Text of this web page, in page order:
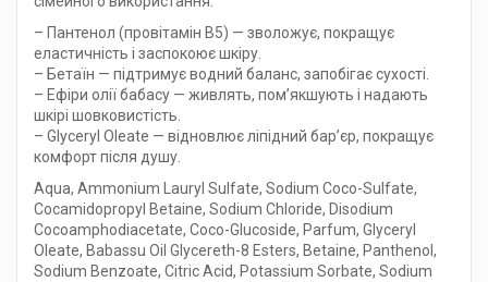
– Пантенол (провітамін B5) — зволожує, покращує
еластичність і заспокоює шкіру.
– Бетаїн — підтримує водний баланс, запобігає сухості.
– Ефіри олії бабасу — живлять, пом’якшують і надають
шкірі шовковистість.
– Glyceryl Oleate — відновлює ліпідний бар’єр, покращує
комфорт після душу.
Aqua, Ammonium Lauryl Sulfate, Sodium Coco-Sulfate,
Cocamidopropyl Betaine, Sodium Chloride, Disodium
Cocoamphodiacetate, Coco-Glucoside, Parfum, Glyceryl
Oleate, Babassu Oil Glycereth-8 Esters, Betaine, Panthenol,
Sodium Benzoate, Citric Acid, Potassium Sorbate, Sodium